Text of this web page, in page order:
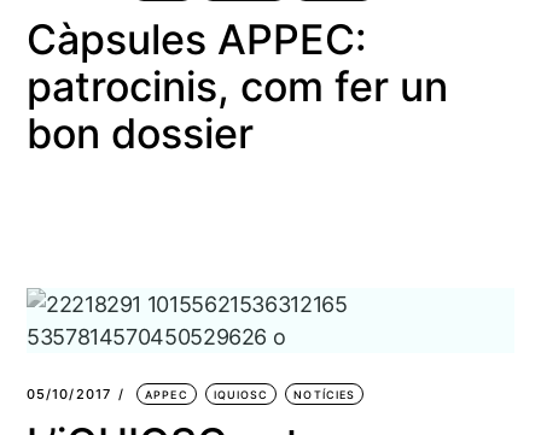
Càpsules APPEC:
patrocinis, com fer un
bon dossier
05/10/2017 APPEC IQUIOSC NOTÍCIES